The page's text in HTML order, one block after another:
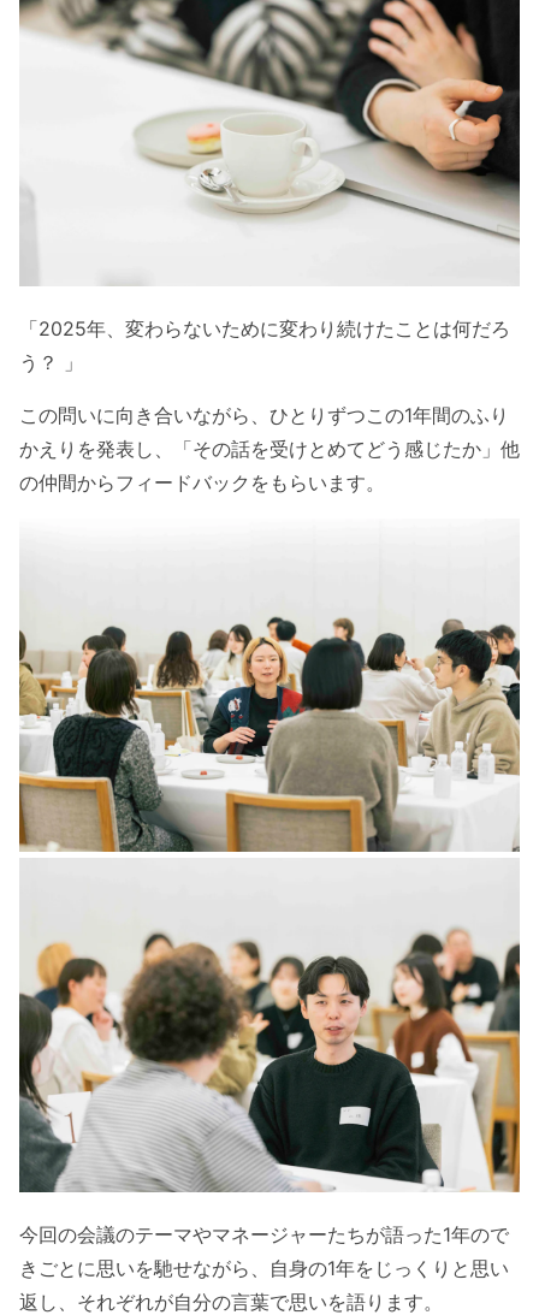
「2025年、変わらないために変わり続けたことは何だろ
う？ 」
この問いに向き合いながら、ひとりずつこの1年間のふり
かえりを発表し、「その話を受けとめてどう感じたか」他
の仲間からフィードバックをもらいます。
今回の会議のテーマやマネージャーたちが語った1年ので
きごとに思いを馳せながら、自身の1年をじっくりと思い
返し、それぞれが自分の言葉で思いを語ります。